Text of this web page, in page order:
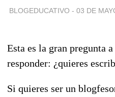
BLOGEDUCATIVO - 03 DE
Esta es la gran pregunta
responder: ¿quieres
Si quieres ser un